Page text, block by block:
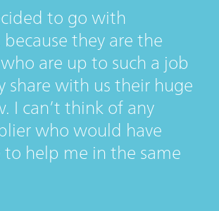
to go with
they are the
are up to such a job
share with us their huge
I can’t think of any
who would have
help me in the same